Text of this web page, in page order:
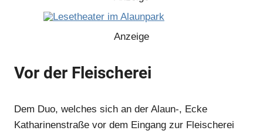
Anzeige
Anzeige
Anzeige
Vor der Fleischerei
Dem Duo, welches sich an der Alaun-, Ecke
Katharinenstraße vor dem Eingang zur Fleischerei